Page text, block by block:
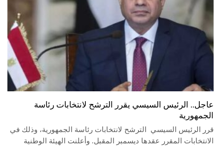
عاجل.. الرئيس السيسي يقرر الترشح لانتخابات رئاسة
الجمهورية
قرر الرئيس السيسي الترشح لانتخابات رئاسة الجمهورية، وذلك في
الانتخابات المقرر عقدها ديسمبر المقبل. وأعلنت الهيئة الوطنية